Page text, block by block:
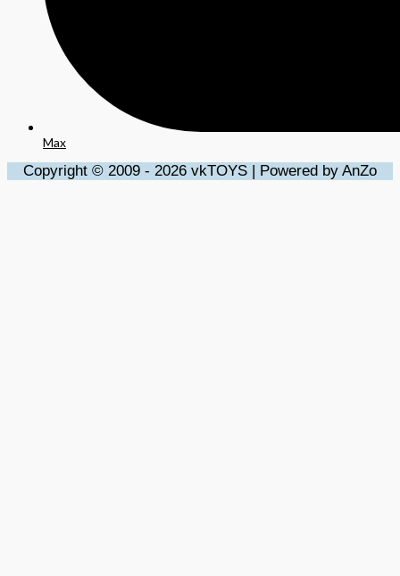
Max
Copyright © 2009 - 2026 vkTOYS | Powered by AnZo